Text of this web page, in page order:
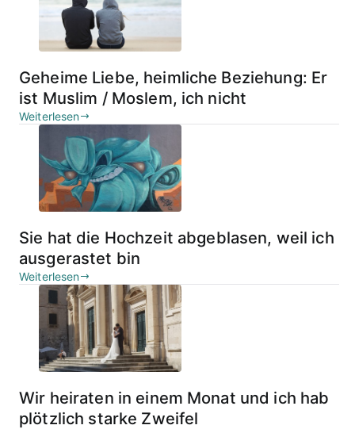
Geheime Liebe, heimliche Beziehung: Er
ist Muslim / Moslem, ich nicht
Weiterlesen
Sie hat die Hochzeit abgeblasen, weil ich
ausgerastet bin
Weiterlesen
Wir heiraten in einem Monat und ich hab
plötzlich starke Zweifel